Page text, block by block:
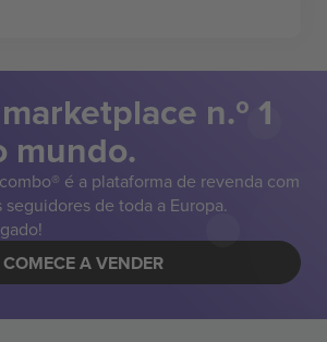
n.º 1
mundo.
é a plataforma de revenda com
seguidores de toda a Europa.
COMECE A VENDER